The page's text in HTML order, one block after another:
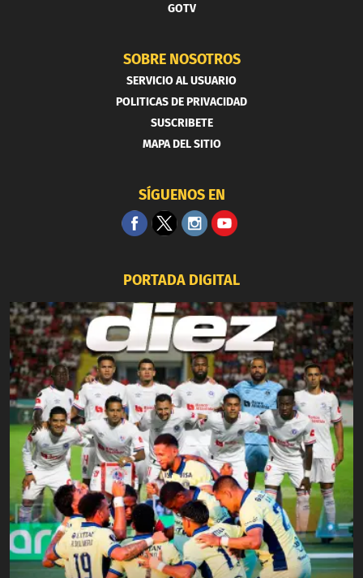
GOTV
SOBRE NOSOTROS
SERVICIO AL USUARIO
POLITICAS DE PRIVACIDAD
SUSCRIBETE
MAPA DEL SITIO
SÍGUENOS EN
PORTADA DIGITAL